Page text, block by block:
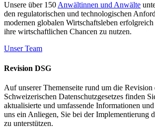
Unsere über 150 Anwältinnen und Anwälte
den regulatorischen und technologischen
modernen globalen Wirtschaftsleben
ihre wirtschaftlichen Chancen zu nutzen.
Unser Team
Revision DSG
Auf unserer Themenseite rund um die Revision
Schweizerischen Datenschutzgesetzes finden
aktualisierte und umfassende Informationen
uns ein Anliegen, Sie bei der Implementierung
zu unterstützen.